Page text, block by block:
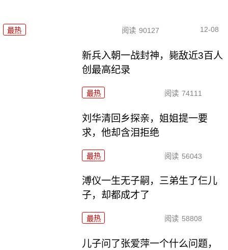
最热 阅读 90127 12-08
新兵入朝一战封神，毙敌近3百人
创最高纪录
最热 阅读 74111
刘华清回乡探亲，姐姐提一要
求，他却含泪拒绝
最热 阅读 56043
溥仪一生无子嗣，三弟生了仨儿
子，却都成才了
最热 阅读 58808
儿子问了张爱萍一个什么问题，